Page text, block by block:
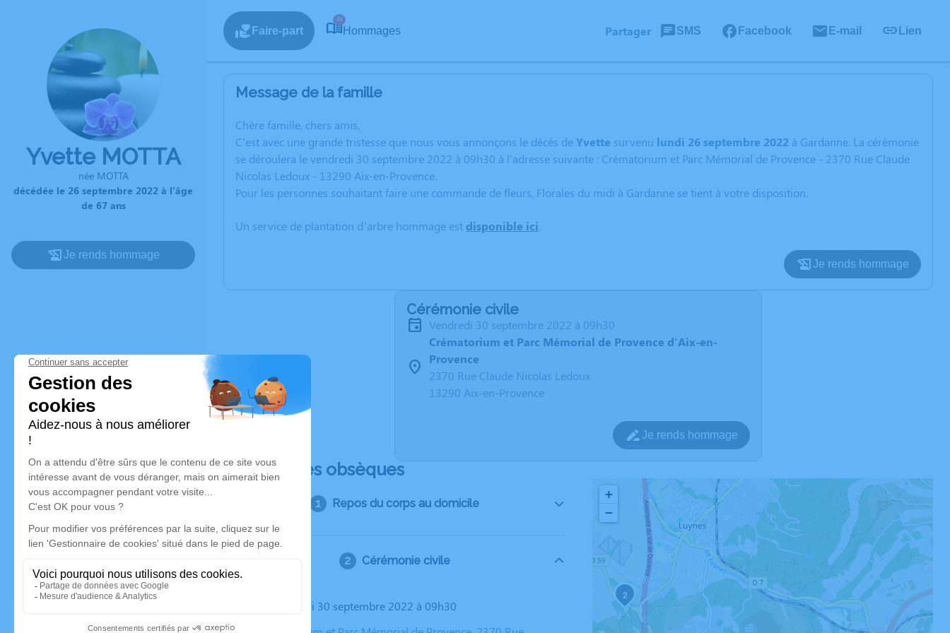
Yvette MOTTA
née MOTTA
décédée le 26 septembre 2022 à l'âge
de 67 ans
Je rends hommage
Faire-part
34
Hommages Partager SMS Facebook E-mail Lien
Message de la famille
Chère famille, chers amis,
C'est avec une grande tristesse que nous vous annonçons le décès deYvette survenu lundi 26 septembre 2022 à Gardanne. La cérémonie
se déroulera le vendredi 30 septembre 2022 à 09h30 à l'adresse suivante : Crématorium et Parc Mémorial de Provence - 2370 Rue Claude
Nicolas Ledoux - 13290 Aix-en-Provence.
Pour les personnes souhaitant faire une commande de fleurs, Florales du midi à Gardanne se tient à votre disposition.
Un service de plantation d’arbre hommage est disponible ici.
Je rends hommage
Cérémonie civile
vendredi 30 septembre 2022 à 09h30
Crématorium et Parc Mémorial de Provence d'Aix-en-
Provence
2370 Rue Claude Nicolas Ledoux
13290 Aix-en-Provence
Je rends hommage
Déroulé des obsèques
Repos du corps au domicile
Cérémonie civile
Le vendredi 30 septembre 2022 à 09h30
1
2
+
−